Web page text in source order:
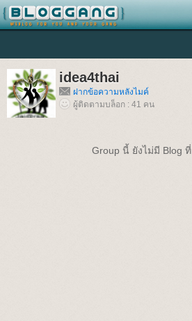
idea4thai
ฝากข้อความหลังไมค์
ผู้ติดตามบล็อก : 41 คน
Group นี้ ยังไม่มี Blog